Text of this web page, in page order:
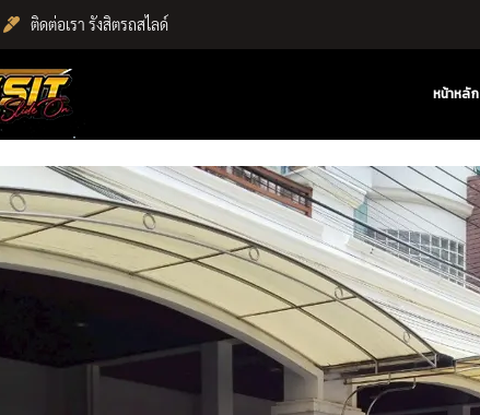
ติดต่อเรา รังสิตรถสไลด์
หน้าหลัก